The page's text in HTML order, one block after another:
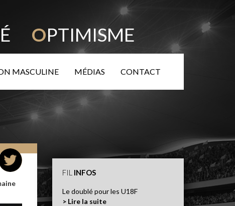
OPTIMISME
MASCULINE MÉDIAS CONTACT
FIL INFOS
Le doublé pour les U18F
> Lire la suite